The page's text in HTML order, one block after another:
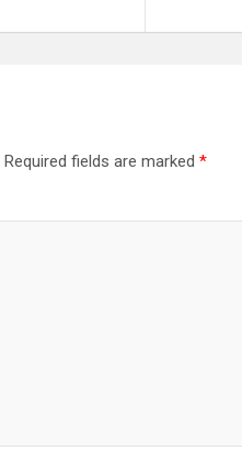
Required fields are marked *